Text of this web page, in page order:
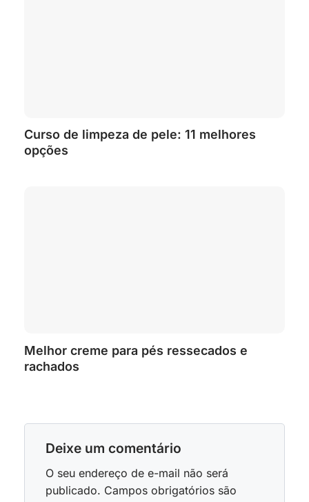
Curso de limpeza de pele: 11 melhores
opções
Melhor creme para pés ressecados e
rachados
Deixe um comentário
O seu endereço de e-mail não será
publicado. Campos obrigatórios são